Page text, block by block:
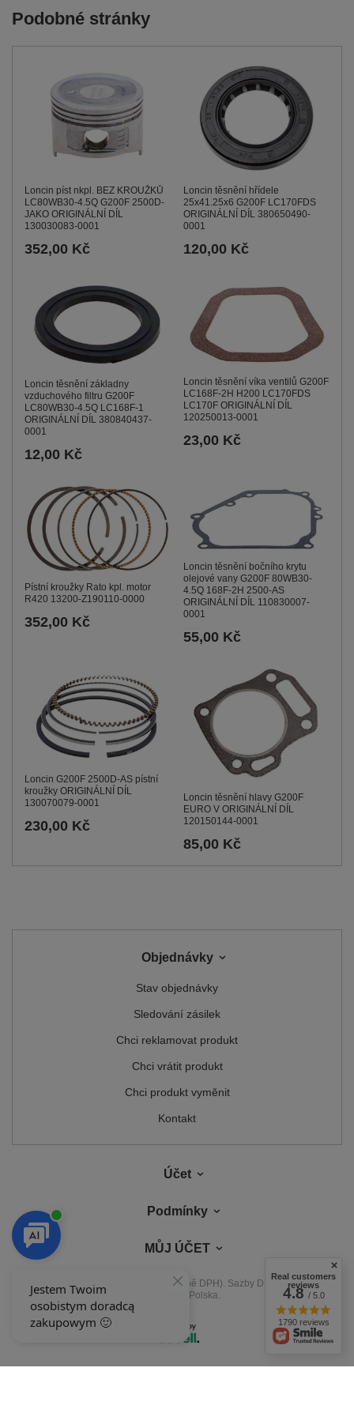
Podobné stránky
Loncin píst nkpl. BEZ KROUŽKŮ
LC80WB30-4.5Q G200F 2500D-
JAKO ORIGINÁLNÍ DÍL
130030083-0001
352,00 Kč
Loncin těsnění hřídele
25x41.25x6 G200F LC170FDS
ORIGINÁLNÍ DÍL 380650490-
0001
120,00 Kč
Loncin těsnění základny
vzduchového filtru G200F
LC80WB30-4.5Q LC168F-1
ORIGINÁLNÍ DÍL 380840437-
0001
12,00 Kč
Loncin těsnění víka ventilů G200F
LC168F-2H H200 LC170FDS
LC170F ORIGINÁLNÍ DÍL
120250013-0001
23,00 Kč
Pístní kroužky Rato kpl. motor
R420 13200-Z190110-0000
352,00 Kč
Loncin těsnění bočního krytu
olejové vany G200F 80WB30-
4.5Q 168F-2H 2500-AS
ORIGINÁLNÍ DÍL 110830007-
0001
55,00 Kč
Loncin G200F 2500D-AS pístní
kroužky ORIGINÁLNÍ DÍL
130070079-0001
230,00 Kč
Loncin těsnění hlavy G200F
EURO V ORIGINÁLNÍ DÍL
120150144-0001
85,00 Kč
Objednávky
Stav objednávky
Sledování zásilek
Chci reklamovat produkt
Chci vrátit produkt
Chci produkt vyměnit
Kontakt
Účet
Podmínky
MŮJ ÚČET
V obchodě uvádíme ceny brutto (včetně DPH). Sazby DPH pro domácí
Polska.
Real customers
reviews
4.8/ 5.0
1790 reviews